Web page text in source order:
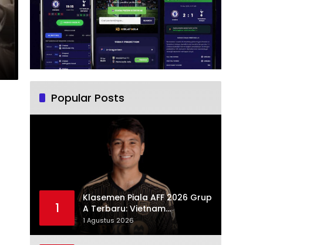
Popular Posts
1
Klasemen Piala AFF 2026 Grup
A Terbaru: Vietnam
Memimpin, Indonesia Turun ke
Posisi Tiga
1 Agustus 2026